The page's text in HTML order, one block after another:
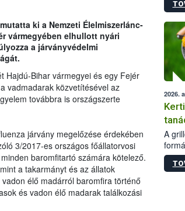
ki a Nemzeti Élelmiszerlánc-
vármegyében elhullott nyári
a járványvédelmi
Hajdú-Bihar vármegyei és egy Fejér
vadmadarak közvetítésével az
továbbra is országszerte
járvány megelőzése érdekében
3/2017-es országos főállatorvosi
baromfitartó számára kötelező.
a takarmányt és az állatok
élő madárról baromfira történő
és vadon élő madarak találkozási
Az
2026.
A